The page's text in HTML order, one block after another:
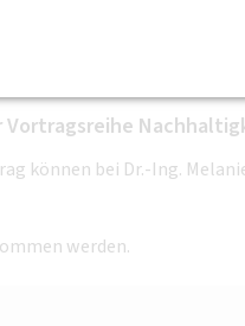
können bei Dr.-Ing.
werden.